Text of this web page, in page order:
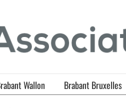
Wallon Brabant Bruxelles